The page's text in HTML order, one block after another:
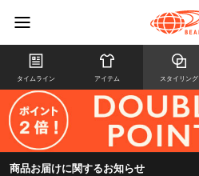
タイムライン アイテム スタイリング
商品お届けに関するお知らせ